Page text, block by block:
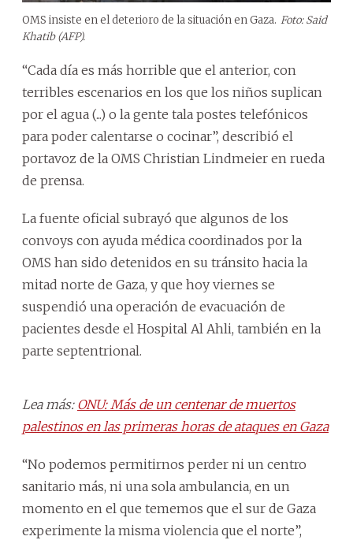
OMS insiste en el deterioro de la situación en Gaza. Foto: Said
Khatib (AFP).
“Cada día es más horrible que el anterior, con
terribles escenarios en los que los niños suplican
por el agua (...) o la gente tala postes telefónicos
para poder calentarse o cocinar”, describió el
portavoz de la OMS Christian Lindmeier en rueda
de prensa.
La fuente oficial subrayó que algunos de los
convoys con ayuda médica coordinados por la
OMS han sido detenidos en su tránsito hacia la
mitad norte de Gaza, y que hoy viernes se
suspendió una operación de evacuación de
pacientes desde el Hospital Al Ahli, también en la
parte septentrional.
Lea más: ONU: Más de un centenar de muertos
palestinos en las primeras horas de ataques en Gaza
“No podemos permitirnos perder ni un centro
sanitario más, ni una sola ambulancia, en un
momento en el que tememos que el sur de Gaza
experimente la misma violencia que el norte”,